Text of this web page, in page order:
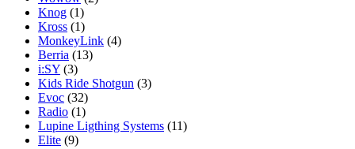
Knog (1)
Kross (1)
MonkeyLink (4)
Berria (13)
i:SY (3)
Kids Ride Shotgun (3)
Evoc (32)
Radio (1)
Lupine Ligthing Systems (11)
Elite (9)